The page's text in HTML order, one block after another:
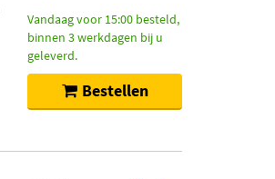
Vandaag voor 15:00 besteld,
binnen 3 werkdagen bij u
geleverd.
Bestellen